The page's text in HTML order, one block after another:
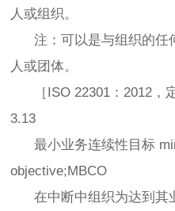
人或组织。
注：可以是与组织的任
人或团体。
［ISO 22301：2012，定
3.13
最小业务连续性目标
objective;MBCO
在中断中组织为达到其